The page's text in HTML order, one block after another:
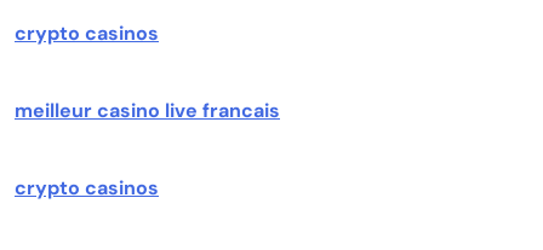
crypto casinos
meilleur casino live francais
crypto casinos